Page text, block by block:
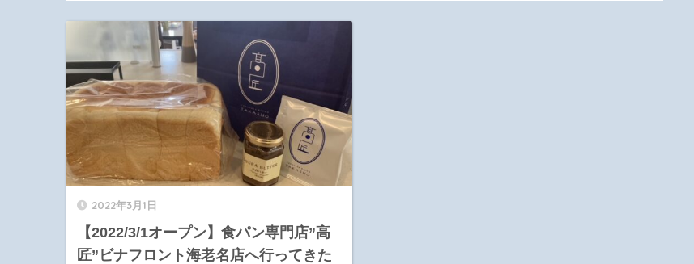
2022年3月1日
【2022/3/1オープン】食パン専門店”高
匠”ビナフロント海老名店へ行ってきた